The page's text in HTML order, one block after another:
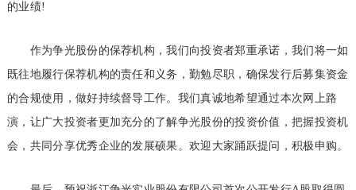
的业绩!
作为争光股份的保荐机构，我们向投资者郑重承诺，我们将一如
既往地履行保荐机构的责任和义务，勤勉尽职，确保发行后募集资金
的合规使用，做好持续督导工作。我们真诚地希望通过本次网上路
演，让广大投资者更加充分的了解争光股份的投资价值，把握投资机
会，共同分享优秀企业的发展硕果。欢迎大家踊跃提问，积极申购。